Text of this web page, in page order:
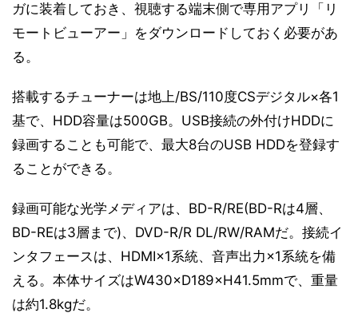
ガに装着しておき、視聴する端末側で専用アプリ「リ
モートビューアー」をダウンロードしておく必要があ
る。
搭載するチューナーは地上/BS/110度CSデジタル×各1
基で、HDD容量は500GB。USB接続の外付けHDDに
録画することも可能で、最大8台のUSB HDDを登録す
ることができる。
録画可能な光学メディアは、BD-R/RE(BD-Rは4層、
BD-REは3層まで)、DVD-R/R DL/RW/RAMだ。接続イ
ンタフェースは、HDMI×1系統、音声出力×1系統を備
える。本体サイズはW430×D189×H41.5mmで、重量
は約1.8kgだ。